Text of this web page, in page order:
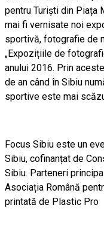
pentru Turiști din Piața
mai fi vernisate noi
sportivă, fotografie de
„Expozițiile de
anului 2016. Prin
de an când în Sibiu
sportive este mai
Focus Sibiu este un
Sibiu, cofinanțat de
Sibiu. Parteneri
Asociația Română
printată de Plastic Pro